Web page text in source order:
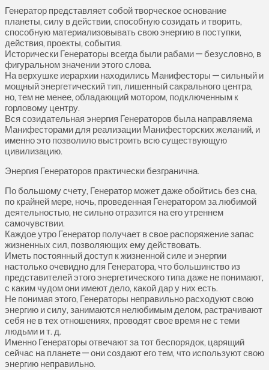
Генератор представляет собой творческое основание
планеты, силу в действии, способную созидать и творить,
способную материализовывать свою энергию в поступки,
действия, проекты, события.
Исторически Генераторы всегда были рабами — безусловно, в
фигуральном значении этого слова.
На верхушке иерархии находились Манифесторы — сильный и
мощный энергетический тип, лишенный сакрального центра,
но, тем не менее, обладающий мотором, подключенным к
горловому центру.
Вся созидательная энергия Генераторов была направляема
Манифесторами для реализации Манифесторских желаний, и
именно это позволило выстроить всю существующую
цивилизацию.
Энергия Генераторов практически безгранична.
По большому счету, Генератор может даже обойтись без сна,
по крайней мере, ночь, проведенная Генератором за любимой
деятельностью, не сильно отразится на его утреннем
самочувствии.
Каждое утро Генератор получает в свое распоряжение запас
жизненных сил, позволяющих ему действовать.
Иметь постоянный доступ к жизненной силе и энергии
настолько очевидно для Генератора, что большинство из
представителей этого энергетического типа даже не понимают,
с каким чудом они имеют дело, какой дар у них есть.
Не понимая этого, Генераторы неправильно расходуют свою
энергию и силу, занимаются нелюбимым делом, растрачивают
себя не в тех отношениях, проводят свое время не с теми
людьми и т. д.
Именно Генераторы отвечают за тот беспорядок, царящий
сейчас на планете — они создают его тем, что используют свою
энергию неправильно.